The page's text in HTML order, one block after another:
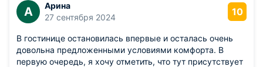
А
Арина
27 сентября 2024
10
В гостинице остановилась впервые и осталась очень
довольна предложенными условиями комфорта. В
первую очередь, я хочу отметить, что тут присутствует